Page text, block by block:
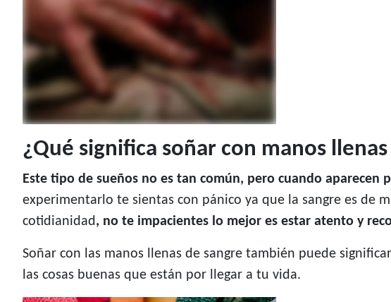
¿Qué significa soñar con manos
Este tipo de sueños no es tan común, pero cuando aparecen
experimentarlo te sientas con pánico ya que la sangre es de
cotidianidad, no te impacientes lo mejor es estar atento y
Soñar con las manos llenas de sangre también puede
las cosas buenas que están por llegar a tu vida.